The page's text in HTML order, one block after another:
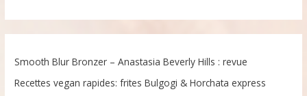
Smooth Blur Bronzer – Anastasia Beverly Hills : revue
Recettes vegan rapides: frites Bulgogi & Horchata express